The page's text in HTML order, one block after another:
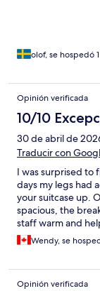
olof, se hospedó
Opinión verificada
10/10
30 de abril de
Traducir con
I was surprised to
days my legs had
your suitcase up.
spacious, the
staff warm and
the beach, old
to leave.
Wendy, se
Opinión verificada